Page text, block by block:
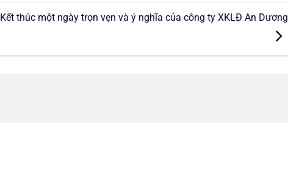
Kết thúc một ngày trọn vẹn và ý nghĩa của công ty XKLĐ An Dương